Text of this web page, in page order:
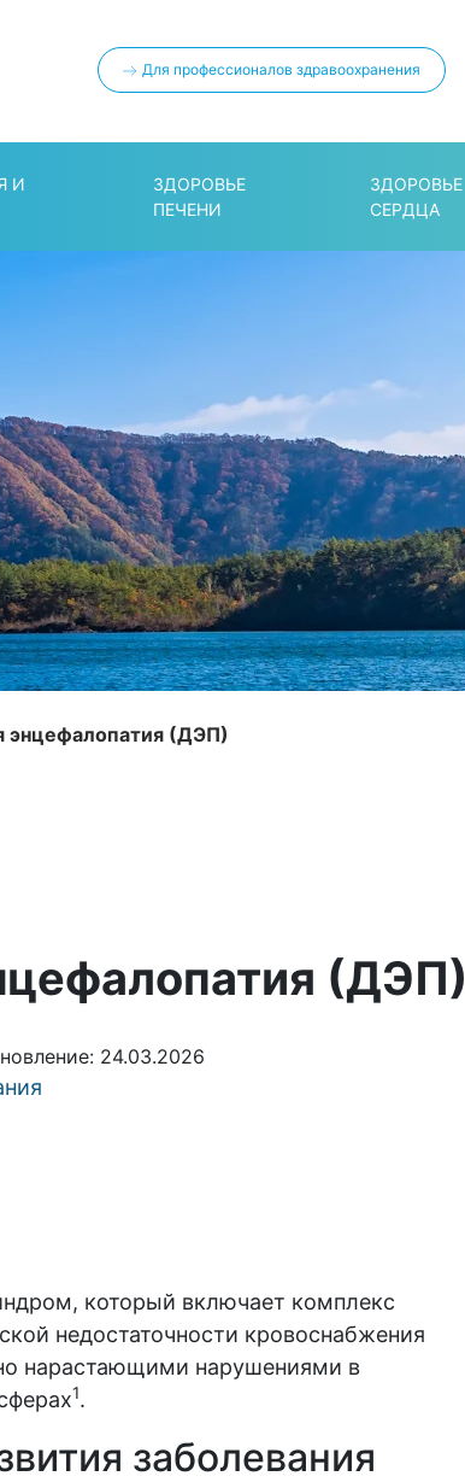
Для профессионалов здравоохранения
И
ЗДОРОВЬЕ
ПЕЧЕНИ
ЗДОРОВЬЕ
СЕРДЦА
энцефалопатия (ДЭП)
(ДЭП)
24.03.2026
который включает комплекс
недостаточности кровоснабжения
нарастающими нарушениями в
1.
заболевания